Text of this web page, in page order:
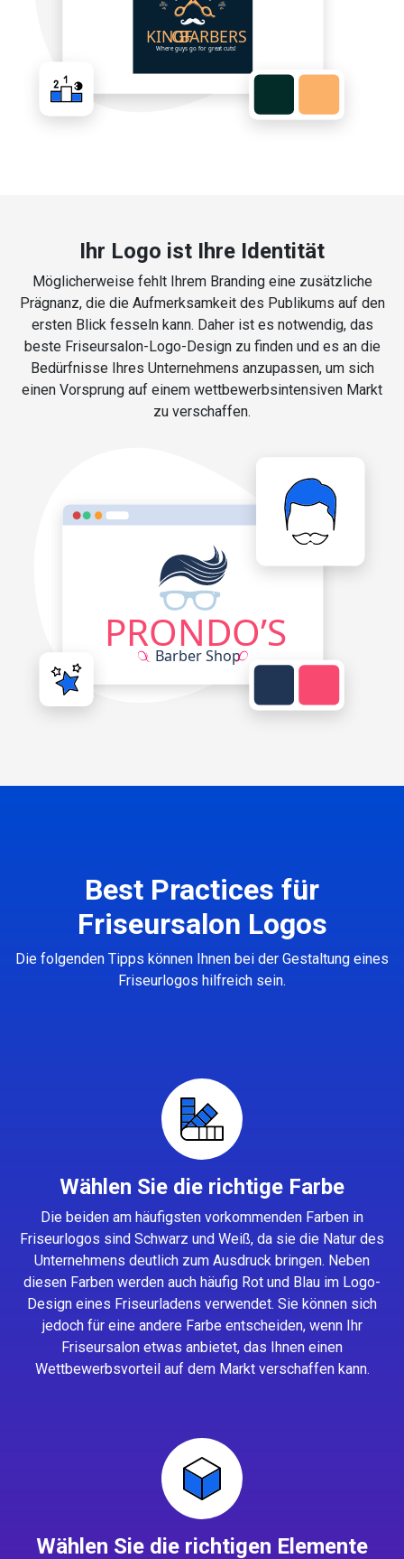
Ihr Logo ist Ihre Identität
Möglicherweise fehlt Ihrem Branding eine zusätzliche
Prägnanz, die die Aufmerksamkeit des Publikums auf den
ersten Blick fesseln kann. Daher ist es notwendig, das
beste Friseursalon-Logo-Design zu finden und es an die
Bedürfnisse Ihres Unternehmens anzupassen, um sich
einen Vorsprung auf einem wettbewerbsintensiven Markt
zu verschaffen.
Best Practices für
Friseursalon Logos
Die folgenden Tipps können Ihnen bei der Gestaltung eines
Friseurlogos hilfreich sein.
Wählen Sie die richtige Farbe
Die beiden am häufigsten vorkommenden Farben in
Friseurlogos sind Schwarz und Weiß, da sie die Natur des
Unternehmens deutlich zum Ausdruck bringen. Neben
diesen Farben werden auch häufig Rot und Blau im Logo-
Design eines Friseurladens verwendet. Sie können sich
jedoch für eine andere Farbe entscheiden, wenn Ihr
Friseursalon etwas anbietet, das Ihnen einen
Wettbewerbsvorteil auf dem Markt verschaffen kann.
Wählen Sie die richtigen Elemente